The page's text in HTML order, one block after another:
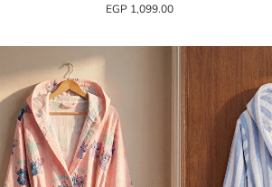
1,099.00 EGP